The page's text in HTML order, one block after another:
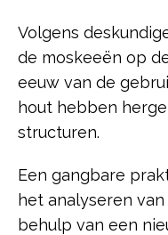
Volgens
de moskeeën op
eeuw van de
hout hebben
structuren.
Een gangbare
het analyseren
behulp van een